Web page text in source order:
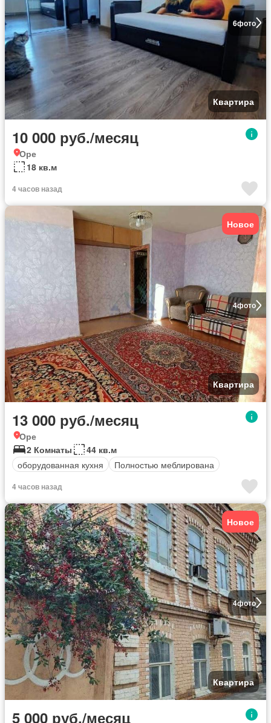
6фото
Квартира
10 000 руб./месяц
Оре
18 кв.м
4 часов назад
4фото
Новое
Квартира
13 000 руб./месяц
Оре
2 Комнаты
44 кв.м
оборудованная кухня
Полностью меблирована
4 часов назад
4фото
Новое
Квартира
5 000 руб./месяц